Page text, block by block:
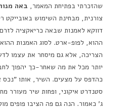
שהזכרתי בפתיחת המאמר, באה
צורנית, מבחינת השימוש באובייקט
דווקא לאמנות שבאה כריאקציה
ההוא, לפופ-ארט. לסוג האמנות
הצריכה, אלא גם מיסחר את עצמו
יותר מכל את מה שאחר-כך יהפוך
כהדפס על מצעים. השיר, אותו
סטנדרט איקוני, ופחות שיר
ג' כאמור. הנה גם פה הציבו פופים